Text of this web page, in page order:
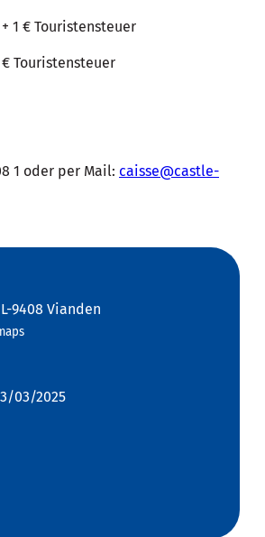
1 € Touristensteuer
Touristensteuer
1 oder per Mail: caisse@castle-
9408 Vianden
03/2025